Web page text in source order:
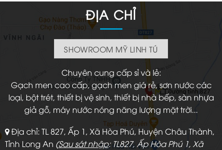
ĐỊA CHỈ
SHOWROOM MỸ LINH TÚ
Chuyên cung cấp sỉ và lẻ:
Gạch men cao cấp, gạch men giá rẻ, sơn nước các
loại, bột trét, thiết bị vệ sinh, thiết bị nhà bếp, sàn nhựa
giả gỗ, máy nước nóng năng lượng mặt trời...
Địa chỉ: TL 827, Ấp 1, Xã Hòa Phú, Huyện Châu Thành,
Tỉnh Long An (Sau sát nhập: TL827, Ấp Hòa Phú 1, Xã